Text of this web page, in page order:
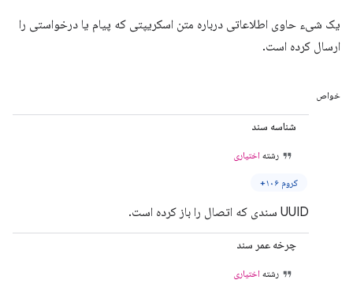
یک شیء حاوی اطلاعاتی درباره متن اسکریپتی که پیام یا درخواستی را
ارسال کرده است.
خواص
شناسه سند
رشته اختیاری
کروم ۱۰۶+
UUID سندی که اتصال را باز کرده است.
چرخه عمر سند
رشته اختیاری